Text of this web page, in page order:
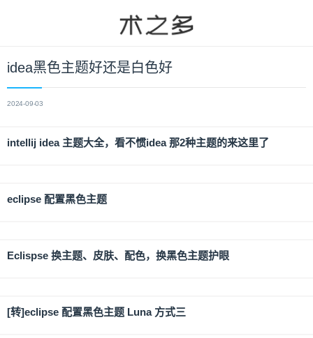
idea黑色主题好还是白色好
2024-09-03
intellij idea 主题大全，看不惯idea 那2种主题的来这里了
eclipse 配置黑色主题
Eclispse 换主题、皮肤、配色，换黑色主题护眼
[转]eclipse 配置黑色主题 Luna 方式三